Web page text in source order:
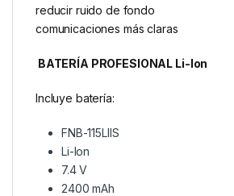
reducir ruido de fondo
comunicaciones más claras
BATERÍA PROFESIONAL Li-Ion
Incluye batería:
FNB-115LIIS
Li-Ion
7.4 V
2400 mAh